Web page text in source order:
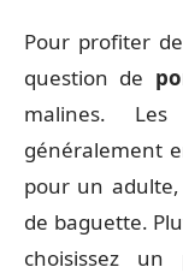
Pour profiter
question de
malines. Les
généralement
pour un
de baguette.
choisissez